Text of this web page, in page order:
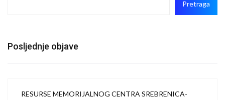
Pretraga
Posljednje objave
RESURSE MEMORIJALNOG CENTRA SREBRENICA-